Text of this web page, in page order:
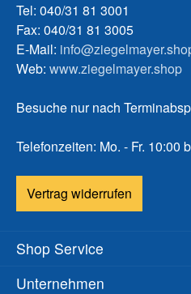
Tel: 040/31 81 3001
Fax: 040/31 81 3005
E-Mail:
Web: www.ziegelmayer.shop
Besuche nur nach
Telefonzeiten: Mo. - Fr. 10:00
Vertrag widerrufen
Shop Service
Unternehmen